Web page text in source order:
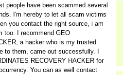
people have been scammed several
I'm hereby to let all scam victims
you contact the right source, i am
too. I recommend GEO
a hacker who is my trusted
to them, came out successfully. I
RECOVERY HACKER for
You can as well contact